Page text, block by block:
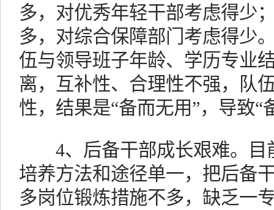
多，对优秀年轻干部考虑得少
多，对综合保障部门考虑得少
伍与领导班子年龄、学历专业
离，互补性、合理性不强，队
性，结果是“备而无用”，导致“
4、后备干部成长艰难。目
培养方法和途径单一，把后备
多岗位锻炼措施不多，缺乏一